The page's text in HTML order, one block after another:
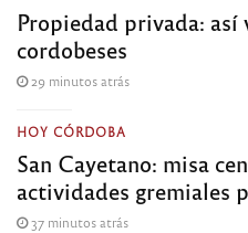
Propiedad privada: así
cordobeses
29 minutos atrás
HOY CÓRDOBA
San Cayetano: misa
actividades gremiales
37 minutos atrás